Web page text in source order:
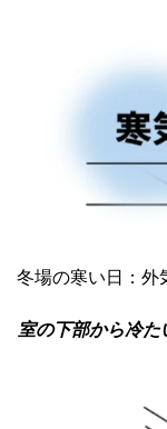
冬場の寒い日：外
室の下部から冷